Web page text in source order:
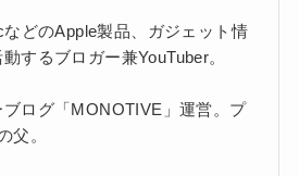
どのApple製品、ガジェット情
するブロガー兼YouTuber。
ログ「MONOTIVE」運営。プ
父。